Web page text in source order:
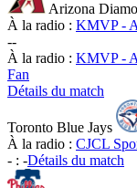
Arizona
À la radio : KMVP -
--
À la radio : KMVP -
Fan
Détails du match
Toronto Blue Jays
À la radio : CJCL
- : -Détails du match